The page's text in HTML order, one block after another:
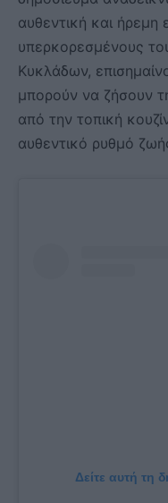
αυθεντική και ήρεμη
υπερκορεσμένους
Κυκλάδων,
μπορούν να ζήσουν
από την τοπική
αυθεντικό ρυθμό
Δείτε αυτή τη